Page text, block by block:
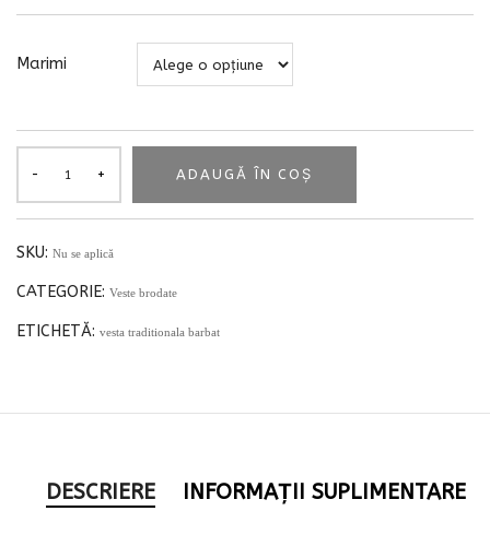
Marimi
ADAUGĂ ÎN COȘ
SKU: Nu se aplică
CATEGORIE: Veste brodate
ETICHETĂ: vesta traditionala barbat
DESCRIERE INFORMAȚII SUPLIMENTARE